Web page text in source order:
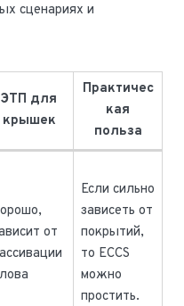
сценариях и
ЭТП для
крышек
Практичес
кая
польза
от
Если сильно
зависеть от
покрытий,
то ECCS
можно
простить.